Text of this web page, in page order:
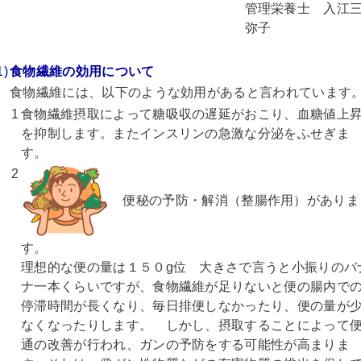
管理栄養士 入江三
弥子
食物繊維の効用について
食物繊維には、以下のような効用があると言われています。
1 食物繊維摂取によって糖吸収の遅延がおこり、血糖値上
を抑制します。またインスリンの急激な分泌をふせぎま
す。
2
便秘の予防・解消（整腸作用）がありま
す。
理想的な便の量は１５０g位 大きさで言うと小振りのバ
ナ一本くらいですが、食物繊維が足りないと便の腸内で
停滞時間が長くなり、毎日排便しなかったり、便の量が
なくなったりします。 しかし、摂取することによって便
通の改善が行われ、ガンの予防をする可能性が高まりま